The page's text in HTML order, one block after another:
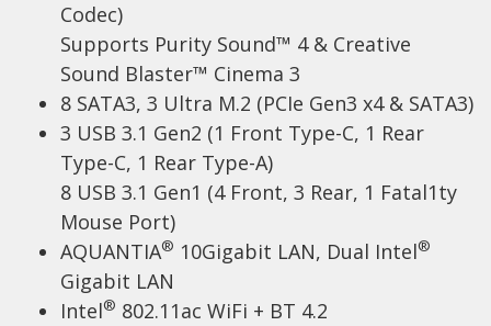
Codec)
Supports Purity Sound™ 4 & Creative
Sound Blaster™ Cinema 3
8 SATA3, 3 Ultra M.2 (PCIe Gen3 x4 & SATA3)
3 USB 3.1 Gen2 (1 Front Type-C, 1 Rear
Type-C, 1 Rear Type-A)
8 USB 3.1 Gen1 (4 Front, 3 Rear, 1 Fatal1ty
Mouse Port)
AQUANTIA® 10Gigabit LAN, Dual Intel®
Gigabit LAN
Intel® 802.11ac WiFi + BT 4.2